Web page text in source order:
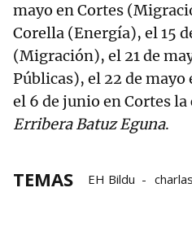
mayo en Cortes
Corella (Energía), el 15
(Migración), el 21 de
Públicas), el 22 de mayo
el 6 de junio en Cortes
Erribera Batuz Eguna.
TEMAS EH Bildu charlas